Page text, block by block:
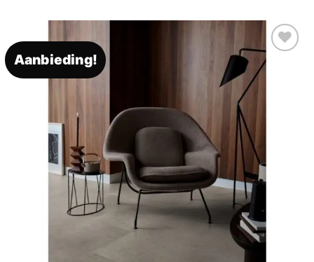
Aanbieding!
Toevoegen
verlanglijst